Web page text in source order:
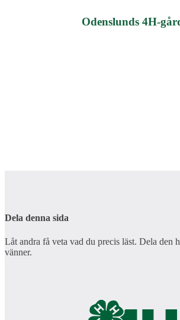
Odenslunds 4H-
Dela denna sida
Låt andra få veta vad du precis läst. Dela den
vänner.